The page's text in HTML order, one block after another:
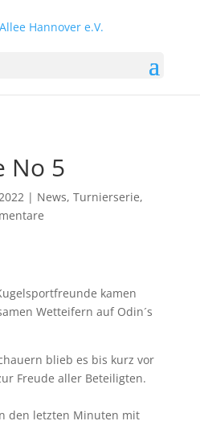
No 5
| News, Turnierserie,
kamen
Wetteifern auf Odin´s
blieb es bis kurz vor
Freude aller Beteiligten.
den letzten Minuten mit